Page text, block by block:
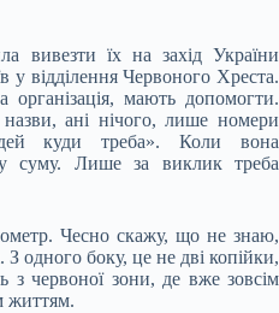
вивезти їх на захід України
у відділення Червоного Хреста.
організація, мають допомогти.
ані нічого, лише номери
куди треба». Коли вона
суму. Лише за виклик треба
Чесно скажу, що не знаю,
одного боку, це не дві копійки,
з червоної зони, де вже зовсім
життям.